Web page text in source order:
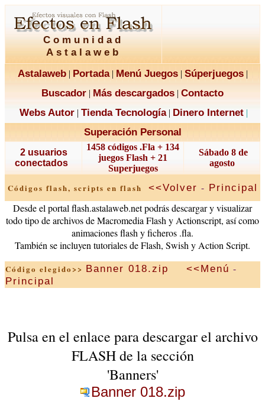
Comunidad
Astalaweb
Astalaweb| Portada| Menú Juegos| Súperjuegos|
Buscador | Más descargados | Contacto
Webs Autor | Tienda Tecnología| Dinero Internet |
Superación Personal
2 usuarios
conectados
1458 códigos .Fla + 134
juegos Flash + 21
Superjuegos
Sábado 8 de
agosto
Códigos flash, scripts en flash <<Volver - Principal
Desde el portal flash.astalaweb.net podrás descargar y visualizar
todo tipo de archivos de Macromedia Flash y Actionscript, así como
animaciones flash y ficheros .fla.
También se incluyen tutoriales de Flash, Swish y Action Script.
Código elegido>> Banner 018.zip <<Menú -
Principal
Pulsa en el enlace para descargar el archivo
FLASH de la sección
'Banners'
Banner 018.zip